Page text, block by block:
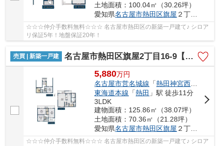
土地面積：100.04㎡（30.26坪）
愛知県名古屋市熱田区旗屋 ２丁目16-9
☆☆☆仲介手数料無料☆☆☆ 名古屋市熱田区の新築一戸建て♪ シロア
リ保証5年！地盤保証20年！
売買 | 新築一戸建 名古屋市熱田区旗屋2丁目16-9【仲介手数料無料】新築一戸建て 4号棟
5,880万円
名古屋市営名城線 「熱田神宮西
東海道本線 「熱田 」駅 徒歩11分
3LDK
建物面積：125.86㎡（38.07坪）
土地面積：70.36㎡（21.28坪）
愛知県名古屋市熱田区旗屋 ２丁目16-9
☆☆☆仲介手数料無料☆☆☆ 名古屋市熱田区の新築一戸建て♪ シロア